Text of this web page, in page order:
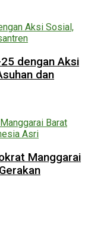
dengan Aksi
dan
Manggarai